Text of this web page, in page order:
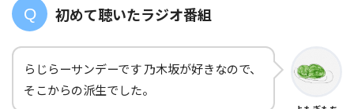
初めて聴いたラジオ番組
らじらーサンデーです 乃木坂が好きなので、
そこからの派生でした。